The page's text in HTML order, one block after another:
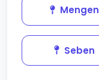
Mengen
Seben